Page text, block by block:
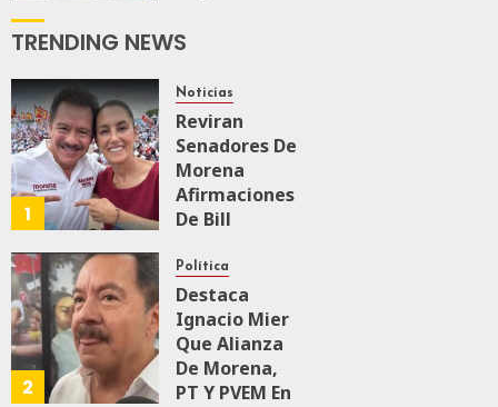
“Rosario
A
Malú Mícher
AGOSTO 6, 2026
0
88
TRENDING NEWS
1
Noticias
Reviran
Senadores De
Morena
Afirmaciones
De Bill
Rechazan
Intervencionismo
AGOSTO 8, 2026
0
63
2
Política
Destaca
Ignacio Mier
Que Alianza
De Morena,
PT Y PVEM En